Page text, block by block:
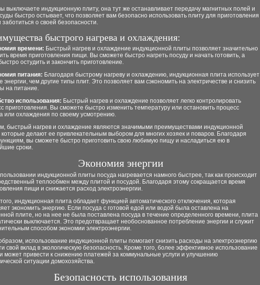
выключаете индукционную плиту, она тут же останавливает передачу магнитных полей и
быстро остывает, что позволяет вам безопасно использовать плиту для приготовления
о своей безопасности.
быстрого нагрева и охлаждения:
времени: Быстрый нагрев и охлаждение индукционной плиты позволяет значительно
время приготовления пищи. Вы сможете быстро нагреть посуду и начать готовить, а
остудить и закончить приготовление.
питания: Благодаря быстрому нагреву и охлаждению, индукционная плита использует
энергии, чем другие типы плит. Это позволяет вам сэкономить на электричестве и снизить
на питание.
использования: Быстрый нагрев и охлаждение позволяет легко контролировать
приготовления. Вы сможете быстро изменить температуру или остановить процесс
или охлаждения по своему усмотрению.
быстрый нагрев и охлаждение являются значимыми преимуществами индукционной
делают ее привлекательным выбором для многих хозяек и поваров. Благодаря
вы сможете быстро приготовить свою любимую пищу и насладиться ею в
сроки.
Экономия энергии
индукционной плиты посуда нагревается намного быстрее, так как происходит
теплообмен между плитой и посудой. Благодаря этому сокращается время
пищи и снижается расход электроэнергии.
индукционная плита обладает функцией автоматического отключения, которая
экономить энергию. Если посуда с готовой едой или водой была оставлена на
плите, но на нее не была поставлена посуда в течение определенного времени, плита
выключается. Это предотвращает необоснованное потребление энергии и служит
способом экономии электроэнергии.
использование индукционной плиты помогает снизить расходы на электроэнергию
свой вклад в экологическую безопасность. Кроме того, более эффективное использование
может привести к снижению платежей за коммунальные услуги и улучшению
ситуации домохозяйства.
Безопасность использования